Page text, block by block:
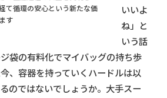
て循環の安心という新たな価
す
いいよ
ね」と
いう話
袋の有料化でマイバッグの持ち歩
、容器を持っていくハードルは以
のではないでしょうか。大手スー